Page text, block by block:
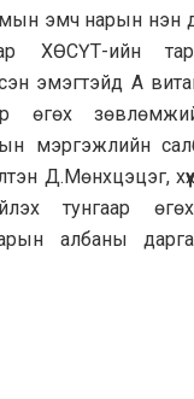
эмч нарын нэн
ХӨСҮТ-ийн
эмэгтэйд А
өгөх
мэргэжлийн
Д.Мөнхцэцэг,
тунгаар
албаны